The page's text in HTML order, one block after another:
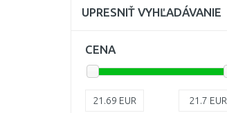
UPRESNIŤ VYHĽADÁVANIE
CENA
21.69 EUR 21.7 EUR